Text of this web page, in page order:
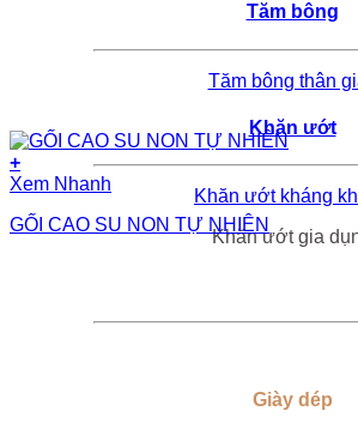
Tăm bông
Tăm bông thân
Khăn ướt
Khăn ướt kháng
Khăn ướt gia
Giày dép
+
Xem Nhanh
GỐI CAO SU NON TỰ NHIÊN